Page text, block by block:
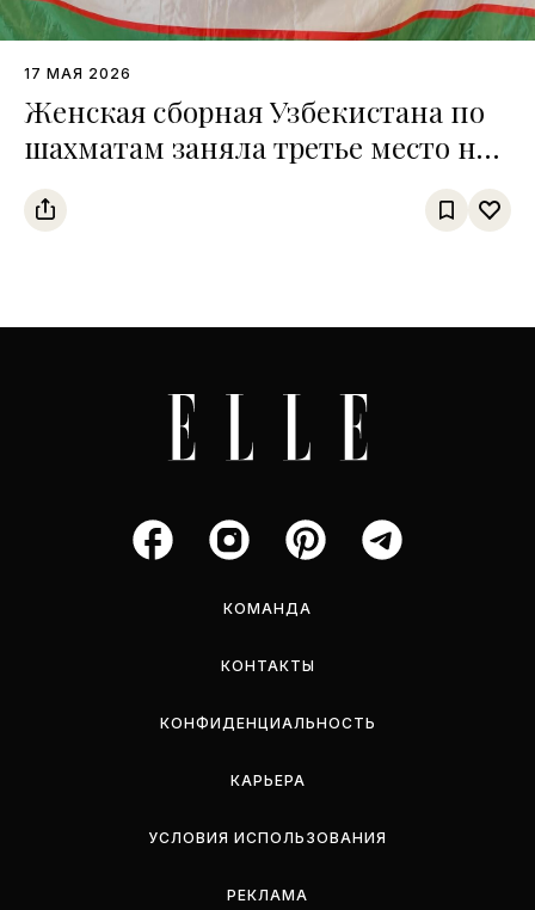
17 МАЯ 2026
Женская сборная Узбекистана по
шахматам заняла третье место на
чемпионате среди тюркских
государств
КОМАНДА
КОНТАКТЫ
КОНФИДЕНЦИАЛЬНОСТЬ
КАРЬЕРА
УСЛОВИЯ ИСПОЛЬЗОВАНИЯ
РЕКЛАМА